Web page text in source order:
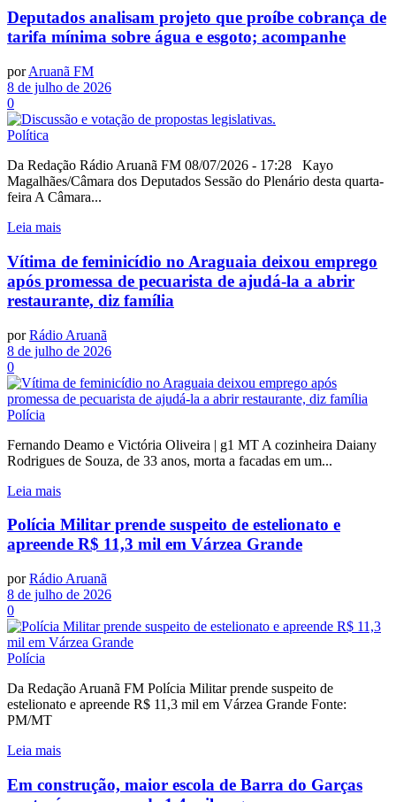
Deputados analisam projeto que proíbe cobrança de
tarifa mínima sobre água e esgoto; acompanhe
por Aruanã FM
8 de julho de 2026
0
Política
Da Redação Rádio Aruanã FM 08/07/2026 - 17:28 Kayo
Magalhães/Câmara dos Deputados Sessão do Plenário desta quarta-
feira A Câmara...
Leia mais
Vítima de feminicídio no Araguaia deixou emprego
após promessa de pecuarista de ajudá-la a abrir
restaurante, diz família
por Rádio Aruanã
8 de julho de 2026
0
Polícia
Fernando Deamo e Victória Oliveira | g1 MT A cozinheira Daiany
Rodrigues de Souza, de 33 anos, morta a facadas em um...
Leia mais
Polícia Militar prende suspeito de estelionato e
apreende R$ 11,3 mil em Várzea Grande
por Rádio Aruanã
8 de julho de 2026
0
Polícia
Da Redação Aruanã FM Polícia Militar prende suspeito de
estelionato e apreende R$ 11,3 mil em Várzea Grande Fonte:
PM/MT
Leia mais
Em construção, maior escola de Barra do Garças